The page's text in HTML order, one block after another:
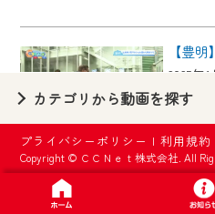
2025年
テーマ
再生時
登録日
2025
カテゴリから動画を探す
プライバシーポリシー |利用規約
Copyright © ＣＣＮｅｔ株式会社. All
いたします。
要となります。
※MyIDとは、CCNet
各種サービスをご利用
IDはお客様が使って
で設定できます。